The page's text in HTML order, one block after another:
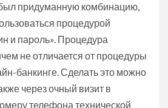
придуманную комбинацию,
процедурой
и пароль». Процедура
не отличается от процедуры
банкинге. Сделать это можно
через очный визит в
телефона технической